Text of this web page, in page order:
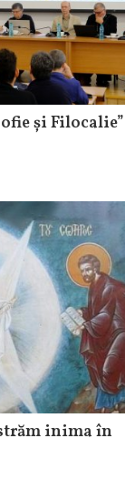
și
inima în